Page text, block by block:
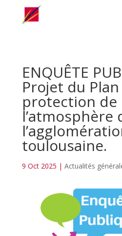
ENQUÊTE
Projet du
protection de
l’atmosphère
toulousaine.
9 Oct 2025 | Actualités